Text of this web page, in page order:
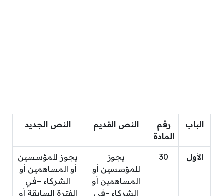
الباب
رقم
المادة
النص القديم النص الجديد
الأول 30
يجوز
للمؤسسين أو
المساهمين أو
الشركاء –في
يجوز للمؤسسين
أو المساهمين أو
الشركاء –في
الفترة السابقة أو